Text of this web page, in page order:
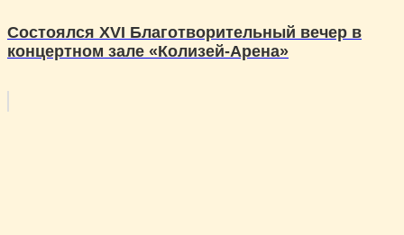
Состоялся XVI Благотворительный вечер в
концертном зале «Колизей-Арена»